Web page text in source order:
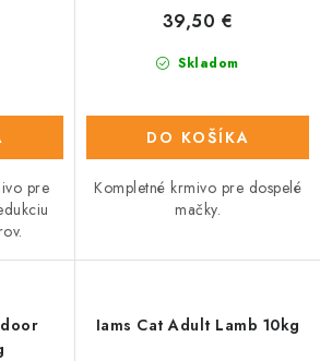
pre
Skladom
39,50 €
DO KOŠÍKA
Kompletné krmivo pre dospelé
mačky.
Iams Cat Adult Lamb 10kg